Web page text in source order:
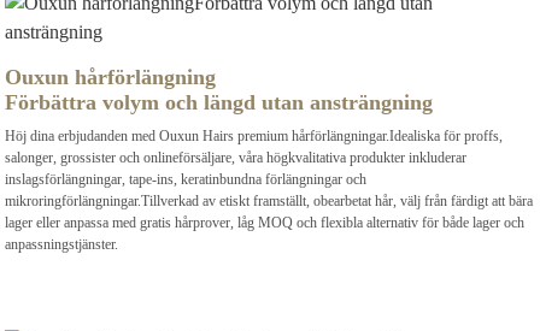
Ouxun hårförlängning
Förbättra volym och längd utan ansträngning
Höj dina erbjudanden med Ouxun Hairs premium hårförlängningar.Idealiska för proffs,
salonger, grossister och onlineförsäljare, våra högkvalitativa produkter inkluderar
inslagsförlängningar, tape-ins, keratinbundna förlängningar och
mikroringförlängningar.Tillverkad av etiskt framställt, obearbetat hår, välj från färdigt att bära
lager eller anpassa med gratis hårprover, låg MOQ och flexibla alternativ för både lager och
anpassningstjänster.